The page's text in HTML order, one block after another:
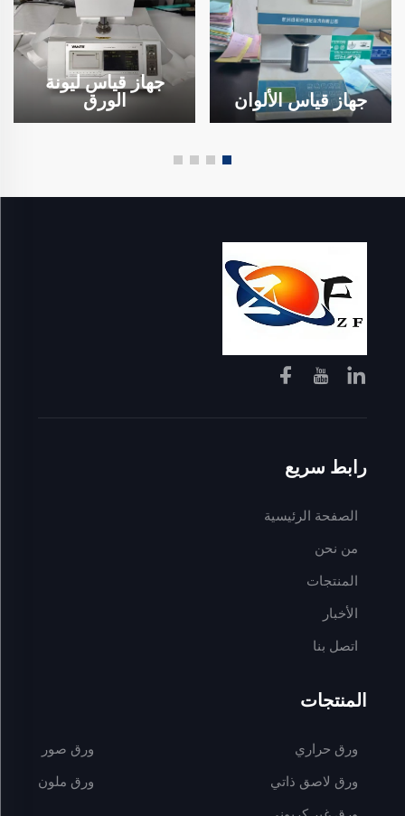
جهاز قياس الألوان
جهاز قياس ليونة
الورق
رابط سريع
الصفحة الرئيسية
من نحن
المنتجات
الأخبار
اتصل بنا
المنتجات
ورق حراري
ورق لاصق ذاتي
ورق صور
ورق ملون